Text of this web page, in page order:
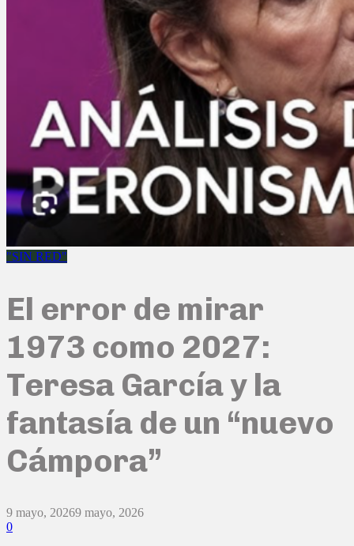
"SIN RED"
El error de mirar
1973 como 2027:
Teresa García y la
fantasía de un “nuevo
Cámpora”
9 mayo, 20269 mayo, 2026
0